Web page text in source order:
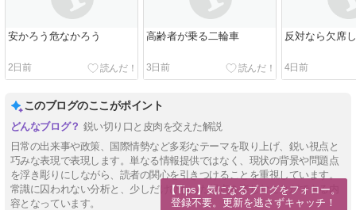
安かろう危なかろう
2日前
高齢者が乗る二輪車
3日前
反対なら欠席
4日前
このブログのここがポイント
鋭い切り口と皮肉を交えた解説
日常の出来事や政策、国際情勢など多彩なテーマを取り上げ、鋭い視点と
巧みな表現で表現します。単なる情報提供ではなく、現状の背景や問題点
を浮き彫りにしながら、読者の関心を引きつけることを重視しています。
常識に囚われない分析と、少しだけひねった視点を楽しむことができる内
容となっています。
【Tips】気になるブログをフォロー。
登録不要。更新を逃さずキャッチ！